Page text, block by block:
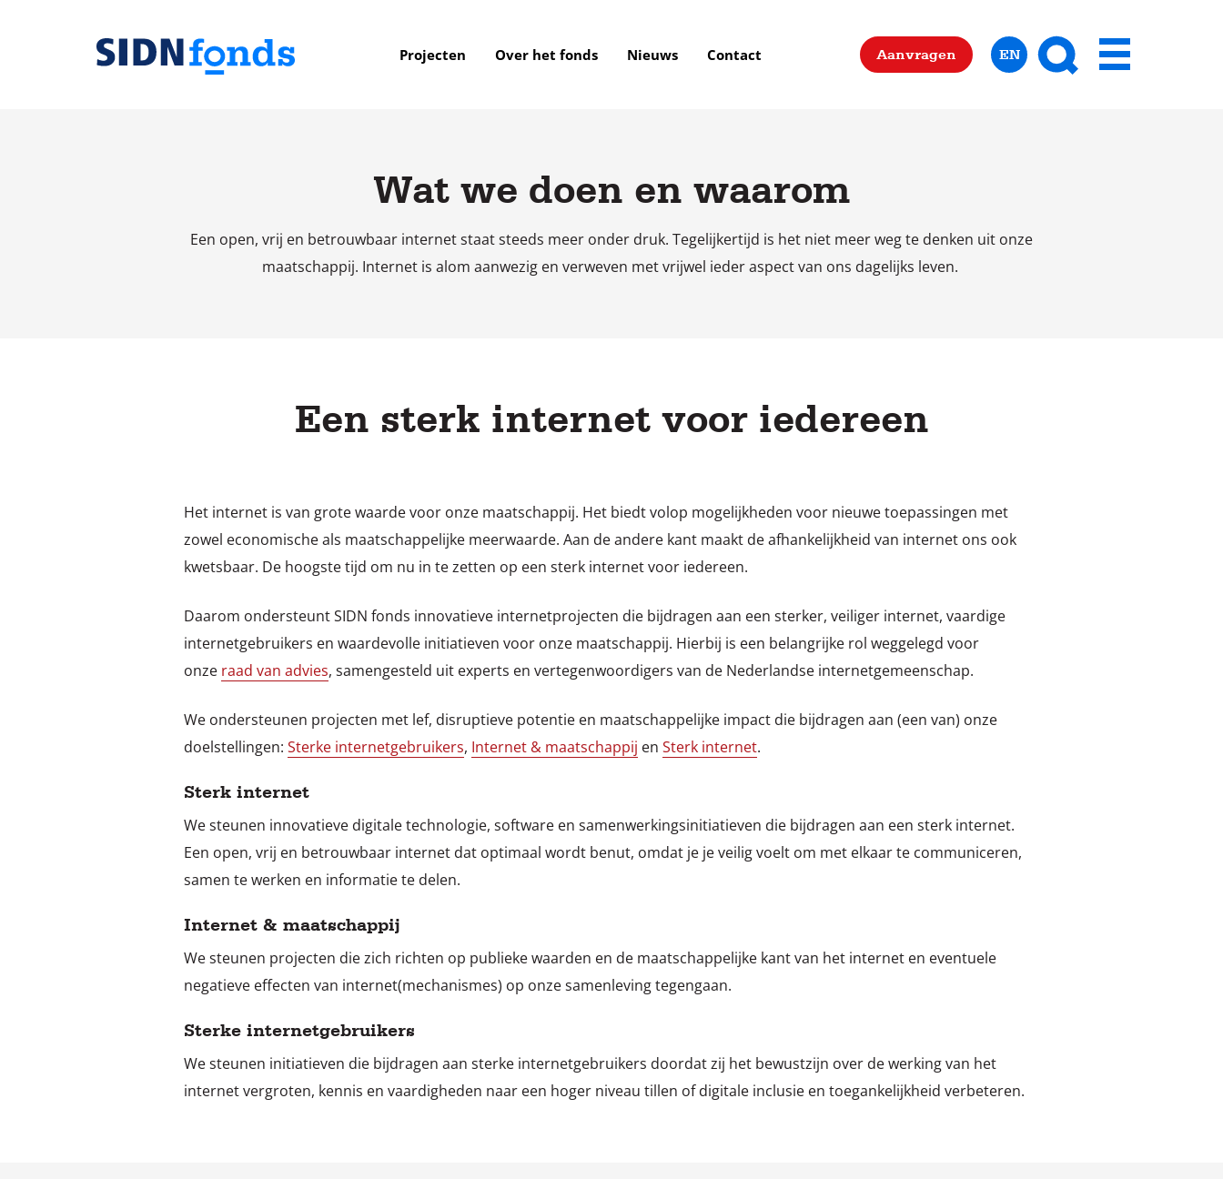
Sla de navigatie over en ga naar de inhoud
Projecten Over het fonds Nieuws Contact Aanvragen EN
Zoeken
Menu
Wat we doen en waarom
Een open, vrij en betrouwbaar internet staat steeds meer onder druk. Tegelijkertijd is het niet meer weg te denken uit onze
maatschappij. Internet is alom aanwezig en verweven met vrijwel ieder aspect van ons dagelijks leven.
Een sterk internet voor iedereen
Het internet is van grote waarde voor onze maatschappij. Het biedt volop mogelijkheden voor nieuwe toepassingen met
zowel economische als maatschappelijke meerwaarde. Aan de andere kant maakt de afhankelijkheid van internet ons ook
kwetsbaar. De hoogste tijd om nu in te zetten op een sterk internet voor iedereen.
Daarom ondersteunt SIDN fonds innovatieve internetprojecten die bijdragen aan een sterker, veiliger internet, vaardige
internetgebruikers en waardevolle initiatieven voor onze maatschappij. Hierbij is een belangrijke rol weggelegd voor
onze raad van advies, samengesteld uit experts en vertegenwoordigers van de Nederlandse internetgemeenschap.
We ondersteunen projecten met lef, disruptieve potentie en maatschappelijke impact die bijdragen aan (een van) onze
doelstellingen: Sterke internetgebruikers, Internet & maatschappij en Sterk internet.
Sterk internet
We steunen innovatieve digitale technologie, software en samenwerkingsinitiatieven die bijdragen aan een sterk internet.
Een open, vrij en betrouwbaar internet dat optimaal wordt benut, omdat je je veilig voelt om met elkaar te communiceren,
samen te werken en informatie te delen.
Internet & maatschappij
We steunen projecten die zich richten op publieke waarden en de maatschappelijke kant van het internet en eventuele
negatieve effecten van internet(mechanismes) op onze samenleving tegengaan.
Sterke internetgebruikers
We steunen initiatieven die bijdragen aan sterke internetgebruikers doordat zij het bewustzijn over de werking van het
internet vergroten, kennis en vaardigheden naar een hoger niveau tillen of digitale inclusie en toegankelijkheid verbeteren.